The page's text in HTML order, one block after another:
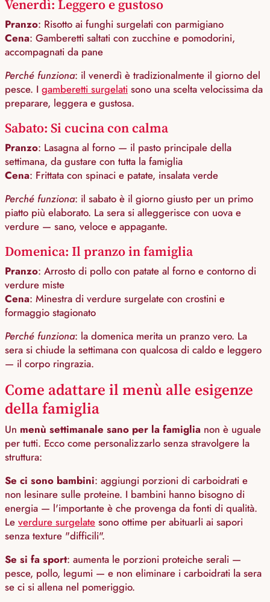
Venerdì: Leggero e gustoso
Pranzo: Risotto ai funghi surgelati con parmigiano
Cena: Gamberetti saltati con zucchine e pomodorini,
accompagnati da pane
Perché funziona: il venerdì è tradizionalmente il giorno del
pesce. I gamberetti surgelati sono una scelta velocissima da
preparare, leggera e gustosa.
Sabato: Si cucina con calma
Pranzo: Lasagna al forno — il pasto principale della
settimana, da gustare con tutta la famiglia
Cena: Frittata con spinaci e patate, insalata verde
Perché funziona: il sabato è il giorno giusto per un primo
piatto più elaborato. La sera si alleggerisce con uova e
verdure — sano, veloce e appagante.
Domenica: Il pranzo in famiglia
Pranzo: Arrosto di pollo con patate al forno e contorno di
verdure miste
Cena: Minestra di verdure surgelate con crostini e
formaggio stagionato
Perché funziona: la domenica merita un pranzo vero. La
sera si chiude la settimana con qualcosa di caldo e leggero
— il corpo ringrazia.
Come adattare il menù alle esigenze
della famiglia
Un menù settimanale sano per la famiglia non è uguale
per tutti. Ecco come personalizzarlo senza stravolgere la
struttura:
Se ci sono bambini: aggiungi porzioni di carboidrati e
non lesinare sulle proteine. I bambini hanno bisogno di
energia — l'importante è che provenga da fonti di qualità.
Le verdure surgelate sono ottime per abituarli ai sapori
senza texture "difficili".
Se si fa sport: aumenta le porzioni proteiche serali —
pesce, pollo, legumi — e non eliminare i carboidrati la sera
se ci si allena nel pomeriggio.